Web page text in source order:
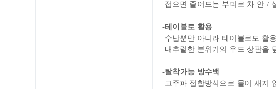
접으면 줄어드는 부피로 차 안 /
-테이블로 활용
수납뿐만 아니라 테이블로도 활
내추럴한 분위기의 우드 상판을
-탈착가능 방수백
고주파 접합방식으로 물이 새지